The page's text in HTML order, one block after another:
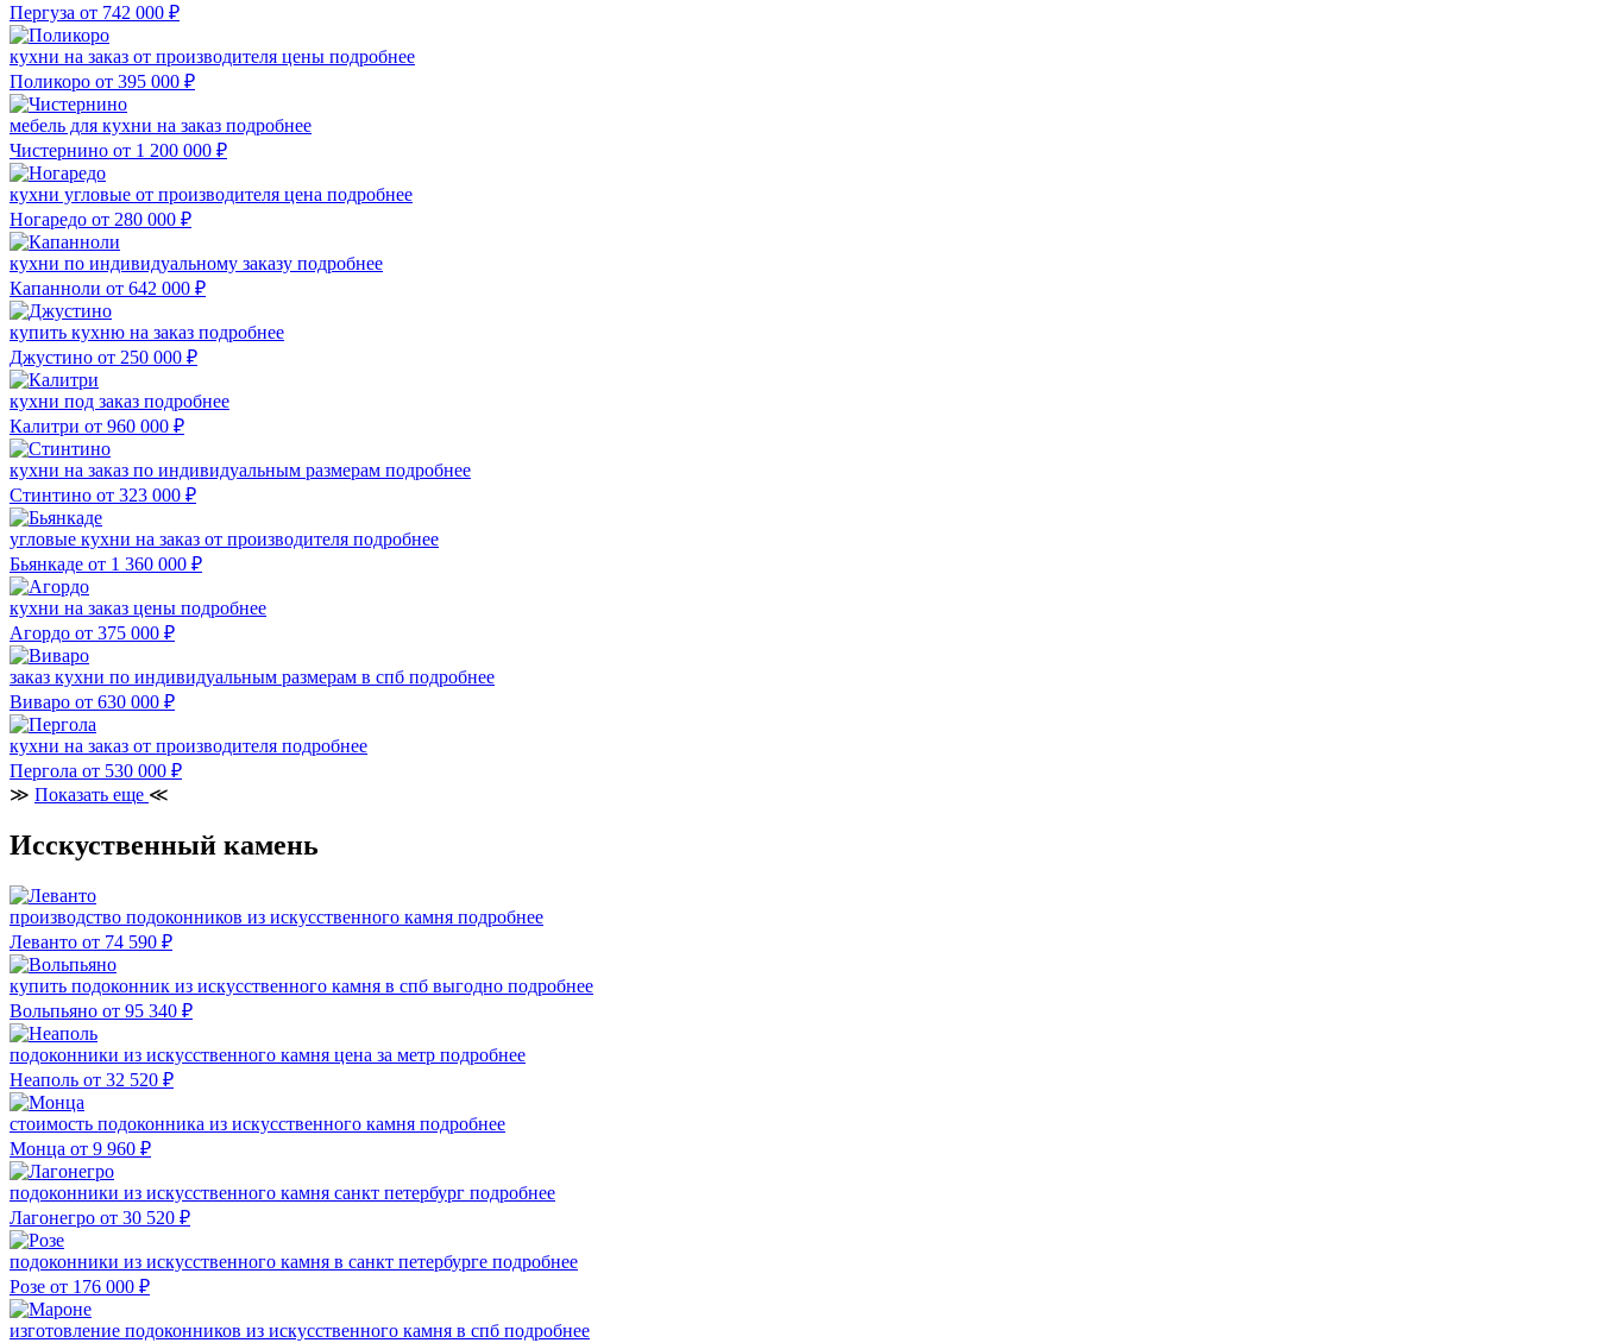
Пергуза от 742 000 ₽
кухни на заказ от производителя цены подробнее
Поликоро от 395 000 ₽
мебель для кухни на заказ подробнее
Чистернино от 1 200 000 ₽
кухни угловые от производителя цена подробнее
Ногаредо от 280 000 ₽
кухни по индивидуальному заказу подробнее
Капанноли от 642 000 ₽
купить кухню на заказ подробнее
Джустино от 250 000 ₽
кухни под заказ подробнее
Калитри от 960 000 ₽
кухни на заказ по индивидуальным размерам подробнее
Стинтино от 323 000 ₽
угловые кухни на заказ от производителя подробнее
Бьянкаде от 1 360 000 ₽
кухни на заказ цены подробнее
Агордо от 375 000 ₽
заказ кухни по индивидуальным размерам в спб подробнее
Виваро от 630 000 ₽
кухни на заказ от производителя подробнее
Пергола от 530 000 ₽
≫ Показать еще ≪
Исскуственный камень
производство подоконников из искусственного камня подробнее
Леванто от 74 590 ₽
купить подоконник из искусственного камня в спб выгодно подробнее
Вольпьяно от 95 340 ₽
подоконники из искусственного камня цена за метр подробнее
Неаполь от 32 520 ₽
стоимость подоконника из искусственного камня подробнее
Монца от 9 960 ₽
подоконники из искусственного камня санкт петербург подробнее
Лагонегро от 30 520 ₽
подоконники из искусственного камня в санкт петербурге подробнее
Розе от 176 000 ₽
изготовление подоконников из искусственного камня в спб подробнее